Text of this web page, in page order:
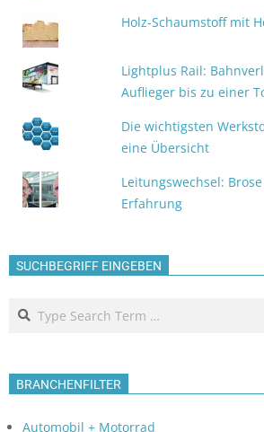
Holz-Schaumstoff mit
Lightplus Rail:
Auflieger bis zu einer
Die wichtigsten
eine Übersicht
Leitungswechsel:
Erfahrung
SUCHBEGRIFF EINGEBEN
Search
BRANCHENFILTER
Automobil + Motorrad